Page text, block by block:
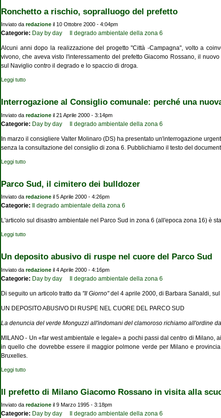
Ronchetto a rischio, sopralluogo del prefetto
Inviato da redazione il 10 Ottobre 2000 - 4:04pm
Categorie: Day by day Il degrado ambientale della zona 6
Alcuni anni dopo la realizzazione del progetto "Città -Campagna", volto a
vivono, che aveva visto l'interessamento del prefetto Giacomo Rossano, il
sul Naviglio contro il degrado e lo spaccio di droga.
Leggi tutto
Interrogazione al Consiglio comunale: perché una
Inviato da redazione il 21 Aprile 2000 - 3:14pm
Categorie: Day by day Il degrado ambientale della zona 6
In marzo il consigliere Valter Molinaro (DS) ha presentato un'interrogazione
senza la consultazione del consiglio di zona 6. Pubblichiamo il testo del
Leggi tutto
Parco Sud, il cimitero dei bulldozer
Inviato da redazione il 5 Aprile 2000 - 4:26pm
Categorie: Il degrado ambientale della zona 6
L'articolo sul disastro ambientale nel Parco Sud in zona 6 (all'epoca zona 16) è
Leggi tutto
Un deposito abusivo di ruspe nel cuore del Parco Sud
Inviato da redazione il 4 Aprile 2000 - 4:16pm
Categorie: Day by day Il degrado ambientale della zona 6
Di seguito un articolo tratto da "Il Giorno"del 4 aprile 2000, di Barbara Sanaldi,
UN DEPOSITO ABUSIVO DI RUSPE NEL CUORE DEL PARCO SUD
La denuncia del verde Monguzzi all'indomani del clamoroso richiamo all'ordine
MILANO - Un «far west ambientale e legale» a pochi passi dal centro di
in quello che dovrebbe essere il maggior polmone verde per Milano e
Bruxelles.
Leggi tutto
Il prefetto di Milano Giacomo Rossano in visita alla
Inviato da redazione il 9 Marzo 1995 - 3:18pm
Categorie: Day by day Il degrado ambientale della zona 6